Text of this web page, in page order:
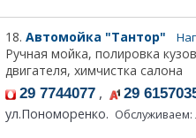
18. Автомойка "Тантор"
Ручная мойка, полировка
двигателя, химчистка салона
29 7744077 ,
29
ул.Пономоренко.